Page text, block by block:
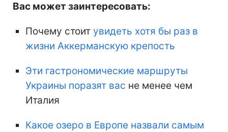
Вас может заинтересовать:
Почему стоит увидеть хотя бы раз в
жизни Аккерманскую крепость
Эти гастрономические маршруты
Украины поразят вас не менее чем
Италия
Какое озеро в Европе назвали самым